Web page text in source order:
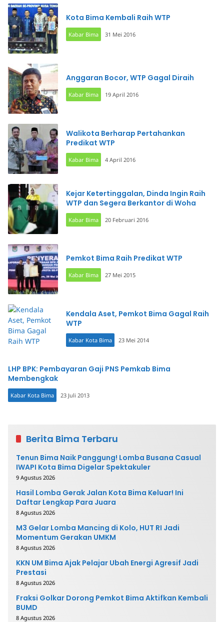
Kota Bima Kembali Raih WTP
Kabar Bima 31 Mei 2016
Anggaran Bocor, WTP Gagal Diraih
Kabar Bima 19 April 2016
Walikota Berharap Pertahankan
Predikat WTP
Kabar Bima 4 April 2016
Kejar Ketertinggalan, Dinda Ingin Raih
WTP dan Segera Berkantor di Woha
Kabar Bima 20 Februari 2016
Pemkot Bima Raih Predikat WTP
Kabar Bima 27 Mei 2015
Kendala Aset, Pemkot Bima Gagal Raih
WTP
Kabar Kota Bima 23 Mei 2014
LHP BPK: Pembayaran Gaji PNS Pemkab Bima
Membengkak
Kabar Kota Bima 23 Juli 2013
Berita Bima Terbaru
Tenun Bima Naik Panggung! Lomba Busana Casual
IWAPI Kota Bima Digelar Spektakuler
9 Agustus 2026
Hasil Lomba Gerak Jalan Kota Bima Keluar! Ini
Daftar Lengkap Para Juara
8 Agustus 2026
M3 Gelar Lomba Mancing di Kolo, HUT RI Jadi
Momentum Gerakan UMKM
8 Agustus 2026
KKN UM Bima Ajak Pelajar Ubah Energi Agresif Jadi
Prestasi
8 Agustus 2026
Fraksi Golkar Dorong Pemkot Bima Aktifkan Kembali
BUMD
8 Agustus 2026